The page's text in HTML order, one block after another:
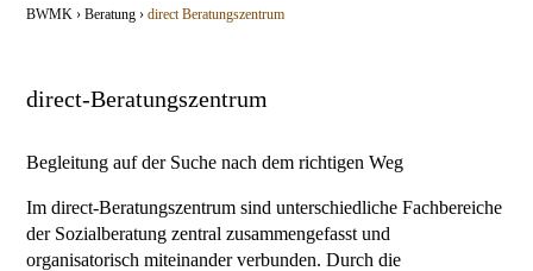
BWMK ›Beratung ›direct Beratungs­zentrum
direct-Beratungszentrum
Begleitung auf der Suche nach dem richtigen Weg
Im direct-Beratungszentrum sind unterschiedliche Fachbereiche
der Sozialberatung zentral zusammengefasst und
organisatorisch miteinander verbunden. Durch die